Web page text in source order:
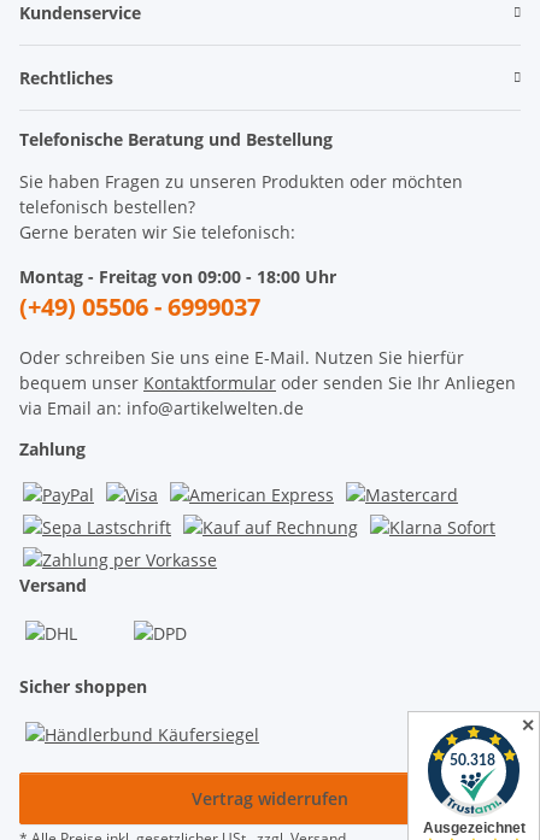
Kundenservice
Rechtliches
Telefonische Beratung und Bestellung
Sie haben Fragen zu unseren Produkten oder möchten
telefonisch bestellen?
Gerne beraten wir Sie telefonisch:
Montag - Freitag von 09:00 - 18:00 Uhr
(+49) 05506 - 6999037
Oder schreiben Sie uns eine E-Mail. Nutzen Sie hierfür
bequem unser Kontaktformular oder senden Sie Ihr Anliegen
via Email an: info@artikelwelten.de
Zahlung
Versand
Sicher shoppen
Vertrag widerrufen
✕